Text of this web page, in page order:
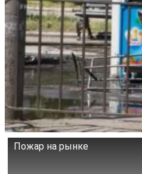
Пожар на рынке